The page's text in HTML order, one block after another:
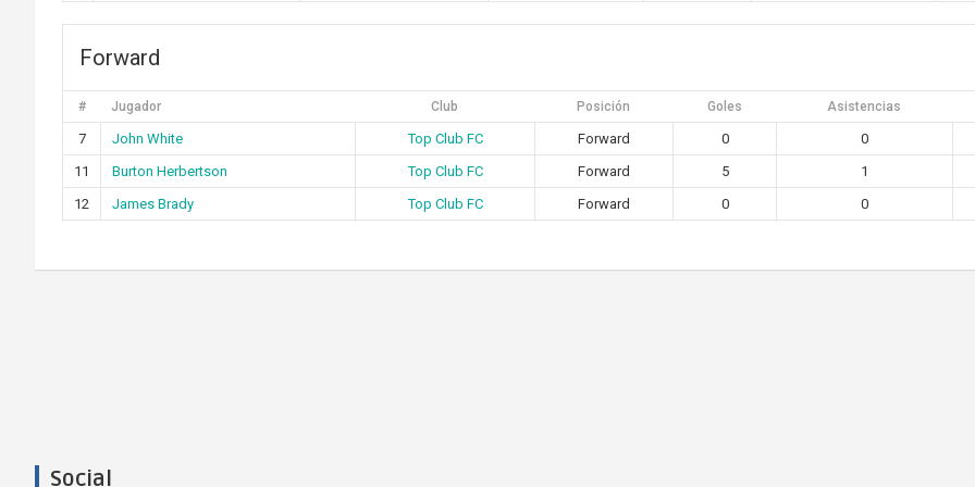
Forward
# Jugador Club Posición Goles Asistencias
7 John White Top Club FC Forward 0 0
11
Burton Herbertson Top Club FC Forward 5 1
12
James Brady Top Club FC Forward 0 0
Social